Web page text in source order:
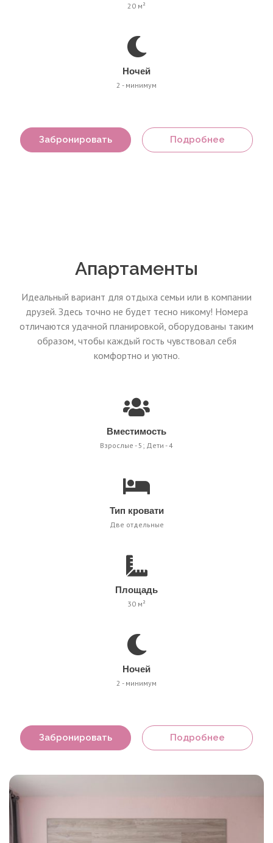
20 м²
Ночей
2 - минимум
Забронировать Подробнее
Апартаменты
Идеальный вариант для отдыха семьи или в компании
друзей. Здесь точно не будет тесно никому! Номера
отличаются удачной планировкой, оборудованы таким
образом, чтобы каждый гость чувствовал себя
комфортно и уютно.
Вместимость
Взрослые - 5; Дети - 4
Тип кровати
Две отдельные
Площадь
30 м²
Ночей
2 - минимум
Забронировать Подробнее